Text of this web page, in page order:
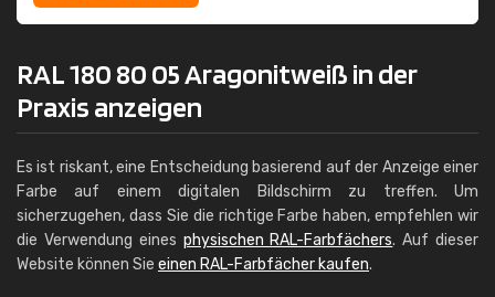
RAL 180 80 05 Aragonitweiß in der
Praxis anzeigen
Es ist riskant, eine Entscheidung basierend auf der Anzeige einer
Farbe auf einem digitalen Bildschirm zu treffen. Um
sicherzugehen, dass Sie die richtige Farbe haben, empfehlen wir
die Verwendung eines physischen RAL-Farbfächers. Auf dieser
Website können Sie einen RAL-Farbfächer kaufen.